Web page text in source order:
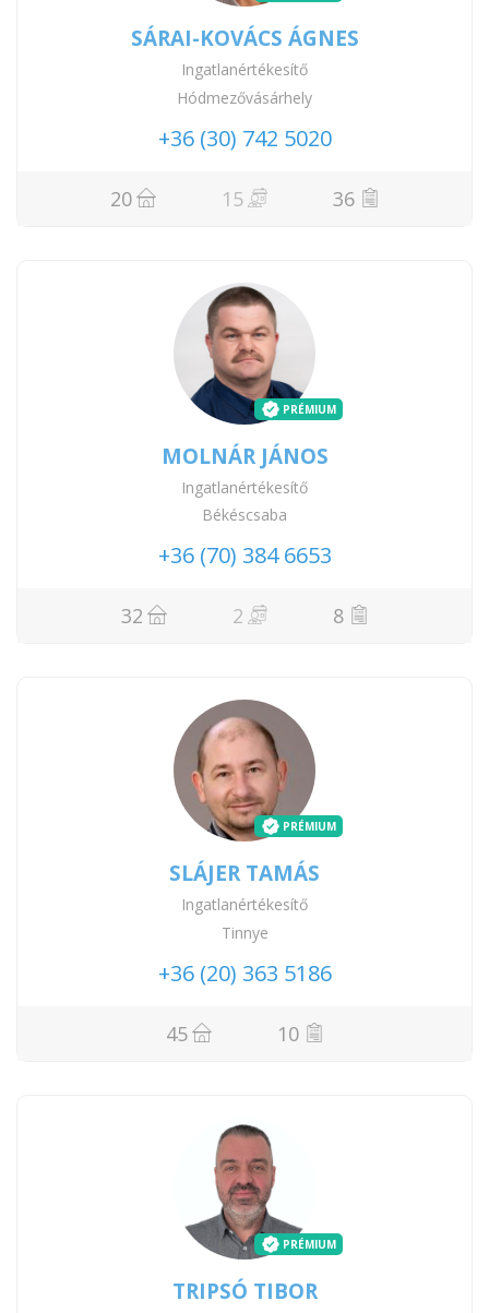
SÁRAI-KOVÁCS ÁGNES
Ingatlanértékesítő
Hódmezővásárhely
+36 (30) 742 5020
20 15 36
PRÉMIUM
MOLNÁR JÁNOS
Ingatlanértékesítő
Békéscsaba
+36 (70) 384 6653
32 2 8
PRÉMIUM
SLÁJER TAMÁS
Ingatlanértékesítő
Tinnye
+36 (20) 363 5186
45 10
PRÉMIUM
TRIPSÓ TIBOR